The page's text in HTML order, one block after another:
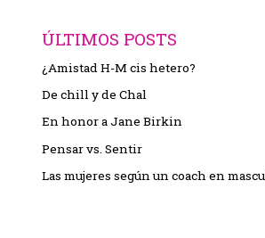
ÚLTIMOS POSTS
¿Amistad H-M cis hetero?
De chill y de Chal
En honor a Jane Birkin
Pensar vs. Sentir
Las mujeres según un coach en